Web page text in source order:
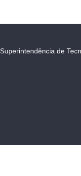
Superintendência de